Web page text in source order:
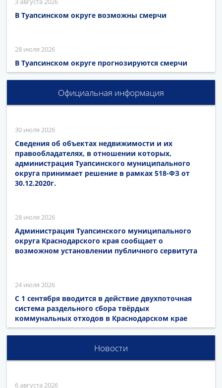
В Туапсинском округе возможны смерчи
28 июля 2026
В Туапсинском округе прогнозируются смерчи
Официальная информация
30 июля 2026
Сведения об объектах недвижимости и их
правообладателях, в отношении которых,
администрация Туапсинского муниципального
округа принимает решение в рамках 518-ФЗ от
30.12.2020г.
28 июля 2026
Администрация Туапсинского муниципального
округа Краснодарского края сообщает о
возможном установлении публичного сервитута
24 июля 2026
С 1 сентября вводится в действие двухпоточная
система раздельного сбора твёрдых
коммунальных отходов в Краснодарском крае
Новости
6 августа 2026